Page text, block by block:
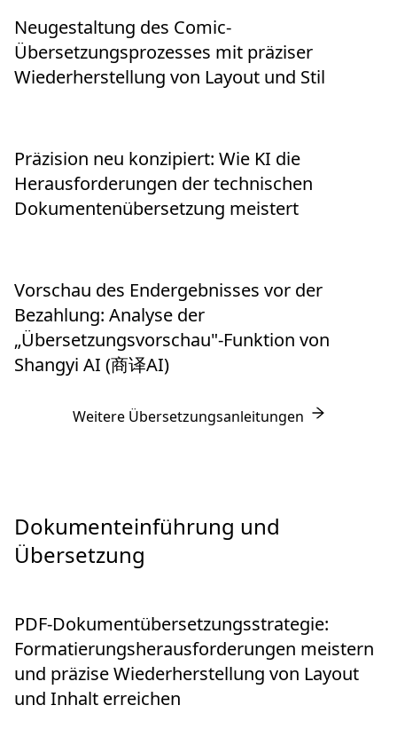
Neugestaltung des Comic-
Übersetzungsprozesses mit präziser
Wiederherstellung von Layout und Stil
Präzision neu konzipiert: Wie KI die
Herausforderungen der technischen
Dokumentenübersetzung meistert
Vorschau des Endergebnisses vor der
Bezahlung: Analyse der
„Übersetzungsvorschau"-Funktion von
Shangyi AI (商译AI)
Weitere Übersetzungsanleitungen
Dokumenteinführung und
Übersetzung
PDF-Dokumentübersetzungsstrategie:
Formatierungsherausforderungen meistern
und präzise Wiederherstellung von Layout
und Inhalt erreichen